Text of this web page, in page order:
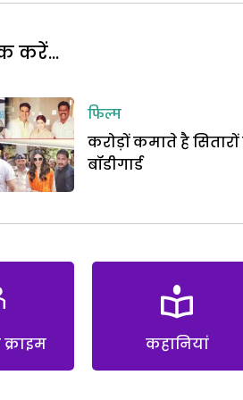
करें...
फिल्म
करोड़ों कमाते है
बॉडीगार्ड
कहानियां